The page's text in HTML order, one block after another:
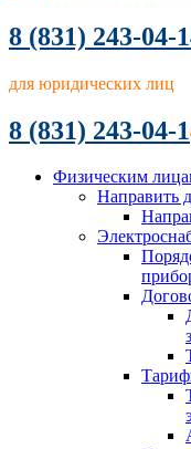
8 (831) 243-04-
для юридических лиц
8 (831) 243-04-1
Физическим
Направить